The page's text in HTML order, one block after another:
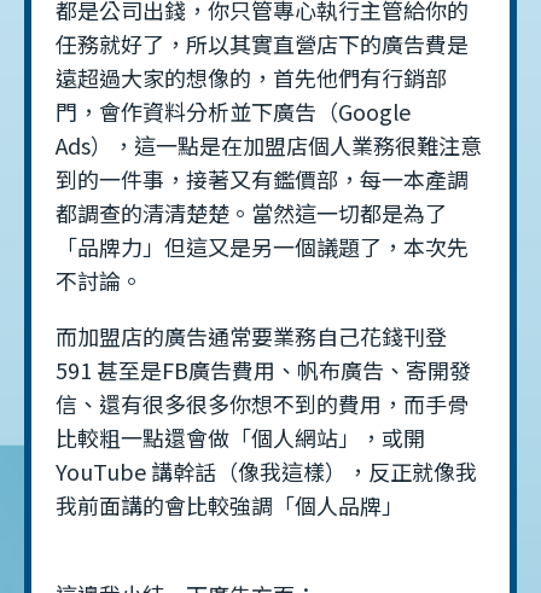
都是公司出錢，你只管專心執行主管給你的
任務就好了，所以其實直營店下的廣告費是
遠超過大家的想像的，首先他們有行銷部
門，會作資料分析並下廣告（Google
Ads），這一點是在加盟店個人業務很難注意
到的一件事，接著又有鑑價部，每一本產調
都調查的清清楚楚。當然這一切都是為了
「品牌力」但這又是另一個議題了，本次先
不討論。
而加盟店的廣告通常要業務自己花錢刊登
591 甚至是FB廣告費用、帆布廣告、寄開發
信、還有很多很多你想不到的費用，而手骨
比較粗一點還會做「個人網站」，或開
YouTube 講幹話（像我這樣），反正就像我
我前面講的會比較強調「個人品牌」